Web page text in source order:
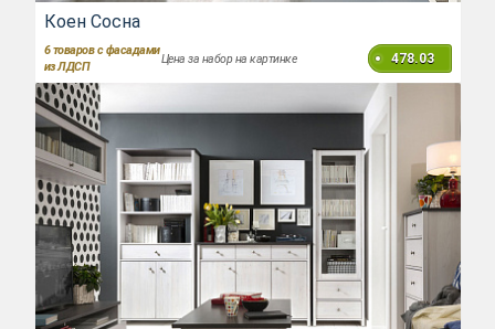
Коен Сосна
6 товаров с фасадами
из ЛДСП
Цена за набор на картинке 478.03